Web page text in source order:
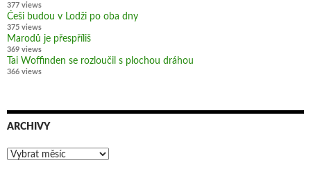
377 views
Češi budou v Lodži po oba dny
375 views
Marodů je přespříliš
369 views
Tai Woffinden se rozloučil s plochou dráhou
366 views
ARCHIVY
Archivy